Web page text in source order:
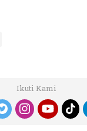
Ikuti Kami